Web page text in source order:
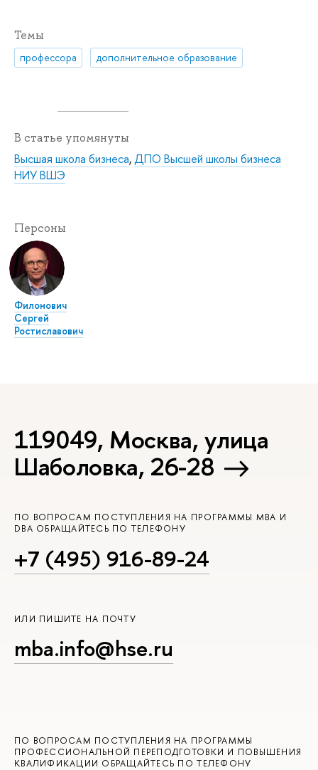
Темы
профессора дополнительное образование
В статье упомянуты
Высшая школа бизнеса,ДПО Высшей школы бизнеса
НИУ ВШЭ
Персоны
Филонович
Сергей
Ростиславович
119049, Москва, улица
Шаболовка, 26-28
ПО ВОПРОСАМ ПОСТУПЛЕНИЯ НА ПРОГРАММЫ MBA И
DBA ОБРАЩАЙТЕСЬ ПО ТЕЛЕФОНУ
+7 (495) 916-89-24
ИЛИ ПИШИТЕ НА ПОЧТУ
mba.info@hse.ru
ПО ВОПРОСАМ ПОСТУПЛЕНИЯ НА ПРОГРАММЫ
ПРОФЕССИОНАЛЬНОЙ ПЕРЕПОДГОТОВКИ И ПОВЫШЕНИЯ
КВАЛИФИКАЦИИ ОБРАЩАЙТЕСЬ ПО ТЕЛЕФОНУ